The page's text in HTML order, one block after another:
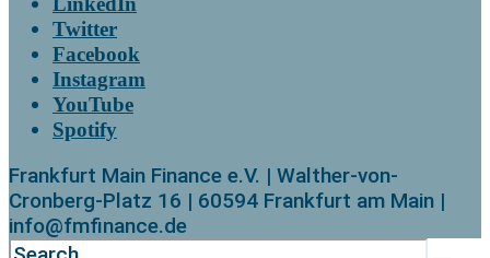
Twitter
Facebook
Instagram
YouTube
Spotify
Frankfurt Main Finance e.V. | Walther-von-
Cronberg-Platz 16 | 60594 Frankfurt am Main |
info@fmfinance.de